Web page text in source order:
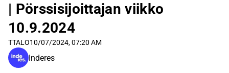
| Pörssisijoittajan viikko
10.9.2024
TTALO10/07/2024, 07:20 AM
Inderes